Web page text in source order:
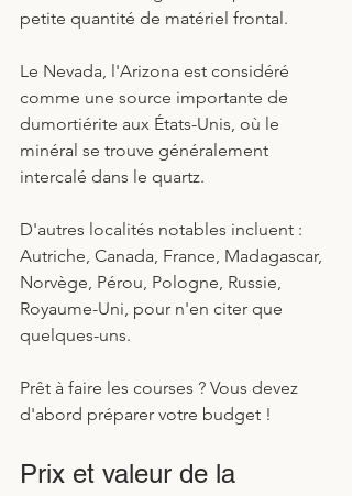
petite quantité de matériel frontal.
Le Nevada, l'Arizona est considéré
comme une source importante de
dumortiérite aux États-Unis, où le
minéral se trouve généralement
intercalé dans le quartz.
D'autres localités notables incluent :
Autriche, Canada, France, Madagascar,
Norvège, Pérou, Pologne, Russie,
Royaume-Uni, pour n'en citer que
quelques-uns.
Prêt à faire les courses ? Vous devez
d'abord préparer votre budget !
Prix et valeur de la